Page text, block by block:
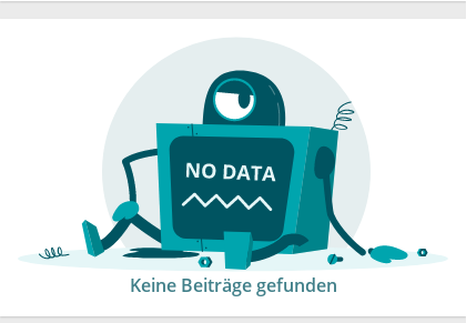
Keine Beiträge gefunden